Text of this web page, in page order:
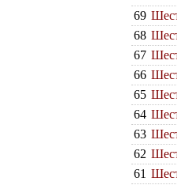
69
68
67
66
65
64
63
62
61